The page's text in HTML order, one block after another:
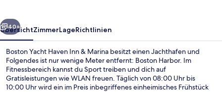
Weiter
40+
ÜbersichtZimmerLageRichtlinien
Boston Yacht Haven Inn & Marina besitzt einen Jachthafen und
Folgendes ist nur wenige Meter entfernt: Boston Harbor. Im
Fitnessbereich kannst du Sport treiben und dich auf
Gratisleistungen wie WLAN freuen. Täglich von 08:00 Uhr bis
10:00 Uhr wird ein im Preis inbegriffenes einheimisches Frühstück